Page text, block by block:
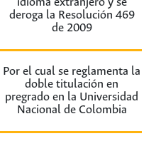
deroga la Resolución 469
de 2009
Por el cual se reglamenta la
doble titulación en
pregrado en la Universidad
Nacional de Colombia